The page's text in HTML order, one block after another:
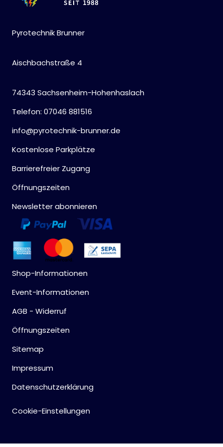
Pyrotechnik Brunner
Aischbachstraße 4
74343 Sachsenheim-Hohenhaslach
Telefon: 07046 881516
info@pyrotechnik-brunner.de
Kostenlose Parkplätze
Barrierefreier Zugang
Öffnungszeiten
Newsletter abonnieren
Shop-Informationen
Event-Informationen
AGB - Widerruf
Öffnungszeiten
Sitemap
Impressum
Datenschutzerklärung
Cookie-Einstellungen